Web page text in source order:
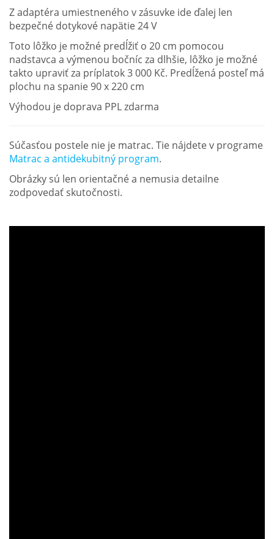
Z adaptéra umiestneného v zásuvke ide ďalej len
bezpečné dotykové napätie 24 V
Toto lôžko je možné predĺžiť o 20 cm pomocou
nadstavca a výmenou bočníc za dlhšie, lôžko je možné
takto upraviť za príplatok 3 000 Kč. Predĺžená posteľ má
plochu na spanie 90 x 220 cm
Výhodou je doprava PPL zdarma
Súčasťou postele nie je matrac. Tie nájdete v programe
Matrac a antidekubitný program.
Obrázky sú len orientačné a nemusia detailne
zodpovedať skutočnosti.